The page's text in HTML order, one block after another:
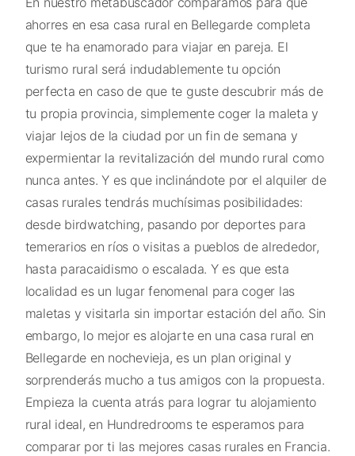
ahorres en esa casa rural en Bellegarde completa
que te ha enamorado para viajar en pareja. El
turismo rural será indudablemente tu opción
perfecta en caso de que te guste descubrir más de
tu propia provincia, simplemente coger la maleta y
viajar lejos de la ciudad por un fin de semana y
expermientar la revitalización del mundo rural como
nunca antes. Y es que inclinándote por el alquiler de
casas rurales tendrás muchísimas posibilidades:
desde birdwatching, pasando por deportes para
temerarios en ríos o visitas a pueblos de alrededor,
hasta paracaidismo o escalada. Y es que esta
localidad es un lugar fenomenal para coger las
maletas y visitarla sin importar estación del año. Sin
embargo, lo mejor es alojarte en una casa rural en
Bellegarde en nochevieja, es un plan original y
sorprenderás mucho a tus amigos con la propuesta.
Empieza la cuenta atrás para lograr tu alojamiento
rural ideal, en Hundredrooms te esperamos para
comparar por ti las mejores casas rurales en Francia.